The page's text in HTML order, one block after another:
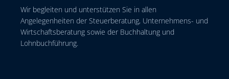
Wir begleiten und unterstützen Sie in allen
Angelegenheiten der Steuerberatung, Unternehmens- und
Wirtschaftsberatung sowie der Buchhaltung und
Lohnbuchführung.